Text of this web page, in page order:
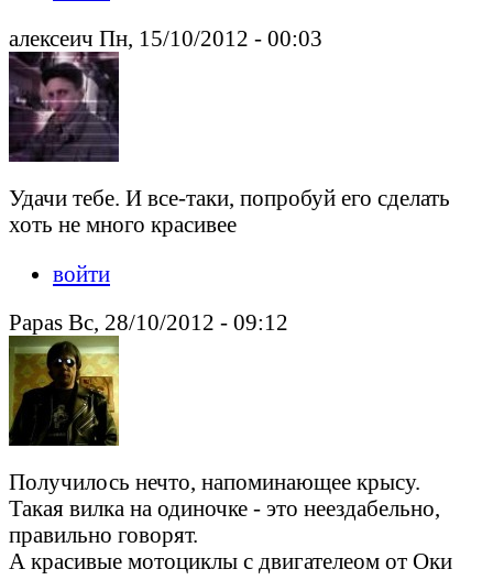
алексеич Пн, 15/10/2012 - 00:03
Удачи тебе. И все-таки, попробуй его сделать
хоть не много красивее
войти
Papas Вс, 28/10/2012 - 09:12
Получилось нечто, напоминающее крысу.
Такая вилка на одиночке - это неездабельно,
правильно говорят.
А красивые мотоциклы с двигателеом от Оки